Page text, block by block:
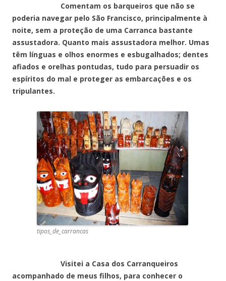
Comentam os barqueiros que não se
poderia navegar pelo São Francisco, principalmente à
noite, sem a proteção de uma Carranca bastante
assustadora. Quanto mais assustadora melhor. Umas
têm línguas e olhos enormes e esbugalhados; dentes
afiados e orelhas pontudas, tudo para persuadir os
espíritos do mal e proteger as embarcações e os
tripulantes.
tipos_de_carrancas
Visitei a Casa dos Carranqueiros
acompanhado de meus filhos, para conhecer o